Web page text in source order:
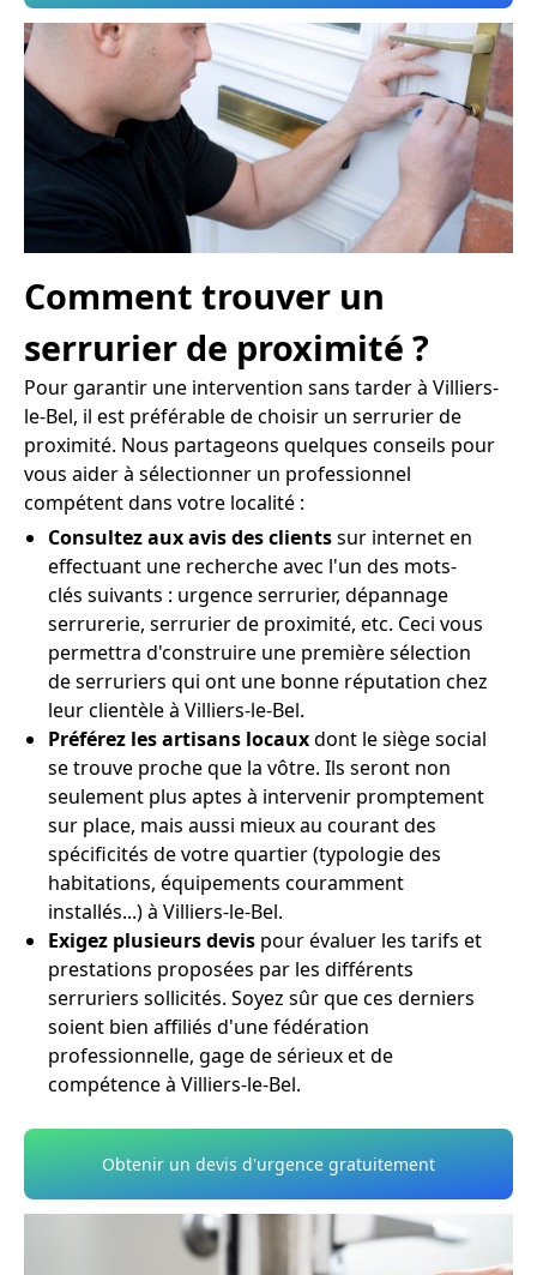
Comment trouver un
serrurier de proximité ?
Pour garantir une intervention sans tarder à Villiers-
le-Bel, il est préférable de choisir un serrurier de
proximité. Nous partageons quelques conseils pour
vous aider à sélectionner un professionnel
compétent dans votre localité :
Consultez aux avis des clientssur internet en
effectuant une recherche avec l'un des mots-
clés suivants : urgence serrurier, dépannage
serrurerie, serrurier de proximité, etc. Ceci vous
permettra d'construire une première sélection
de serruriers qui ont une bonne réputation chez
leur clientèle à Villiers-le-Bel.
Préférez les artisans locauxdont le siège social
se trouve proche que la vôtre. Ils seront non
seulement plus aptes à intervenir promptement
sur place, mais aussi mieux au courant des
spécificités de votre quartier (typologie des
habitations, équipements couramment
installés...) à Villiers-le-Bel.
Exigez plusieurs devis pour évaluer les tarifs et
prestations proposées par les différents
serruriers sollicités. Soyez sûr que ces derniers
soient bien affiliés d'une fédération
professionnelle, gage de sérieux et de
compétence à Villiers-le-Bel.
Obtenir un devis d'urgence gratuitement